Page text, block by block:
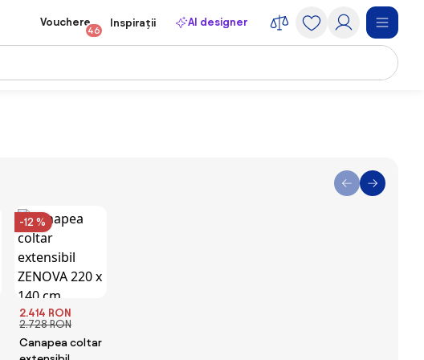
Vouchere
46
Inspirații AI designer
-12 %
2.414 RON
2.728 RON
Canapea coltar